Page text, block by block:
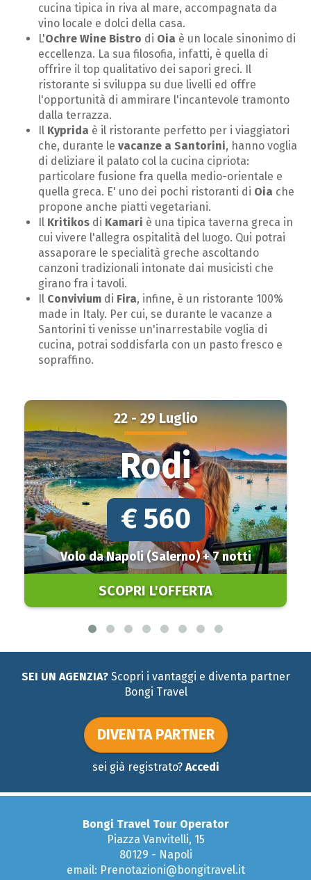
cucina tipica in riva al mare, accompagnata da
vino locale e dolci della casa.
L'Ochre Wine Bistro di Oia è un locale sinonimo di
eccellenza. La sua filosofia, infatti, è quella di
offrire il top qualitativo dei sapori greci. Il
ristorante si sviluppa su due livelli ed offre
l'opportunità di ammirare l'incantevole tramonto
dalla terrazza.
Il Kyprida è il ristorante perfetto per i viaggiatori
che, durante le vacanze a Santorini, hanno voglia
di deliziare il palato col la cucina cipriota:
particolare fusione fra quella medio-orientale e
quella greca. E' uno dei pochi ristoranti di Oia che
propone anche piatti vegetariani.
Il Kritikos di Kamari è una tipica taverna greca in
cui vivere l'allegra ospitalità del luogo. Qui potrai
assaporare le specialità greche ascoltando
canzoni tradizionali intonate dai musicisti che
girano fra i tavoli.
Il Convivium di Fira, infine, è un ristorante 100%
made in Italy. Per cui, se durante le vacanze a
Santorini ti venisse un'inarrestabile voglia di
cucina, potrai soddisfarla con un pasto fresco e
sopraffino.
22 - 29 Luglio
Rodi
€ 560
Volo da Napoli (Salerno) + 7 notti
SCOPRI L'OFFERTA
SEI UN AGENZIA?Scopri i vantaggi e diventa partner
Bongi Travel
DIVENTA PARTNER
sei già registrato? Accedi
Bongi Travel Tour Operator
Piazza Vanvitelli, 15
80129 - Napoli
email: Prenotazioni@bongitravel.it